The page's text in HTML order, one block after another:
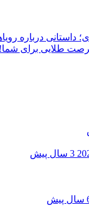
داستانی درباره
فرصت طلایی برای شما!
3 سال پیش